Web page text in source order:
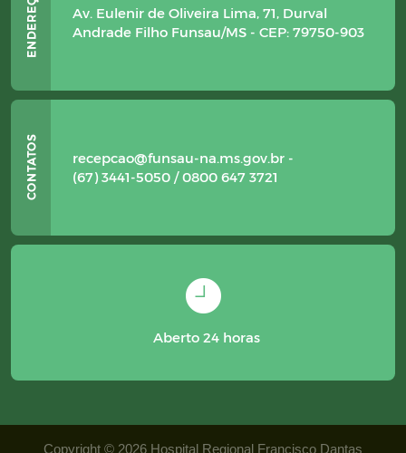
Av. Eulenir de Oliveira Lima, 71, Durval
Andrade Filho Funsau/MS - CEP: 79750-903
recepcao@funsau-na.ms.gov.br -
(67) 3441-5050 / 0800 647 3721
Aberto 24 horas
Copyright © 2026 Hospital Regional Francisco Dantas